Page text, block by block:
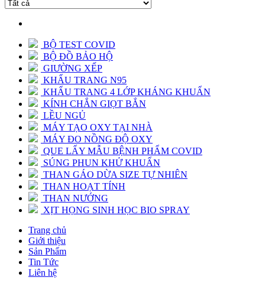
BỘ TEST COVID
BỘ ĐỒ BẢO HỘ
GIƯỜNG XẾP
KHẨU TRANG N95
KHẨU TRANG 4 LỚP KHÁNG KHUẨN
KÍNH CHẮN GIỌT BẮN
LỀU NGỦ
MÁY TẠO OXY TẠI NHÀ
MÁY ĐO NỒNG ĐỘ OXY
QUE LẤY MẪU BỆNH PHẨM COVID
SÚNG PHUN KHỬ KHUẨN
THAN GÁO DỪA SIZE TỰ NHIÊN
THAN HOẠT TÍNH
THAN NƯỚNG
XỊT HỌNG SINH HỌC BIO SPRAY
Trang chủ
Giới thiệu
Sản Phẩm
Tin Tức
Liên hệ